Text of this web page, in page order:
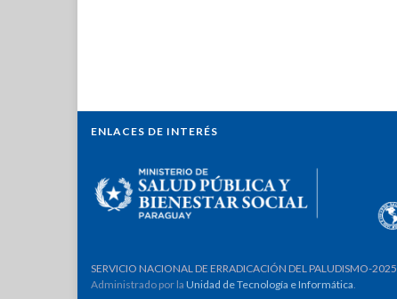
ENLACES DE INTERÉS
SERVICIO NACIONAL DE ERRADICACIÓN DEL PALUDISMO-2025
Administrado por la Unidad de Tecnología e Informática